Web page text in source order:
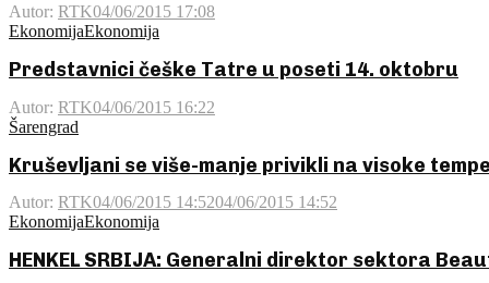
Autor: RTK04/06/2015 17:08
EkonomijaEkonomija
Predstavnici češke Tatre u poseti 14. oktobru
Autor: RTK04/06/2015 16:22
Šarengrad
Kruševljani se više-manje privikli na visoke
Autor: RTK04/06/2015 14:5204/06/2015 14:52
EkonomijaEkonomija
HENKEL SRBIJA: Generalni direktor sektora